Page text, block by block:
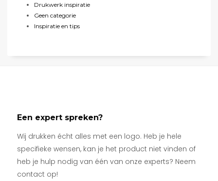
Drukwerk inspiratie
Geen categorie
Inspiratie en tips
Een expert spreken?
Wij drukken écht alles met een logo. Heb je hele
specifieke wensen, kan je het product niet vinden of
heb je hulp nodig van één van onze experts? Neem
contact op!